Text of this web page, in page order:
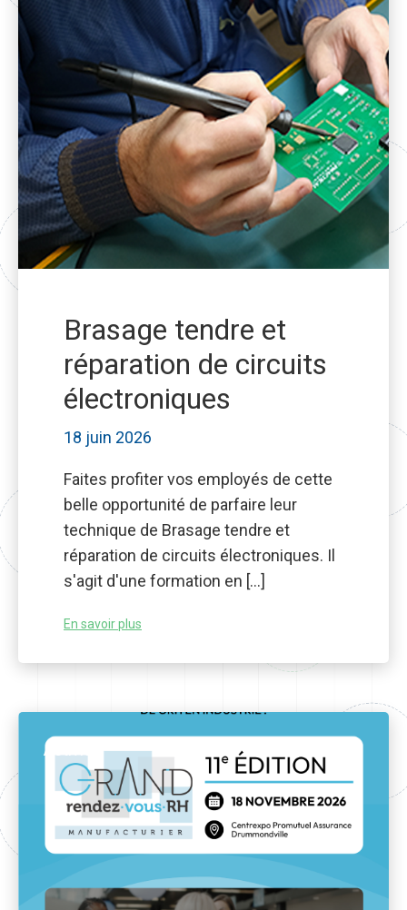
Brasage tendre et
réparation de circuits
électroniques
18 juin 2026
Faites profiter vos employés de cette
belle opportunité de parfaire leur
technique de Brasage tendre et
réparation de circuits électroniques. Il
s'agit d'une formation en […]
En savoir plus
Activité